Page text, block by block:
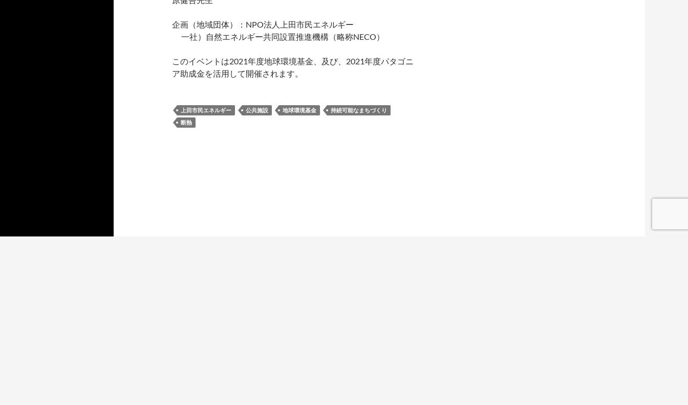
企画（地域団体）：NPO法人上田市民エネルギー
一社）自然エネルギー共同設置推進機構（略称NECO）
このイベントは2021年度地球環境基金、及び、2021年度パタゴニ
ア助成金を活用して開催されます。
上田市民エネルギー 公共施設 地球環境基金
持続可能なまちづくり
断熱